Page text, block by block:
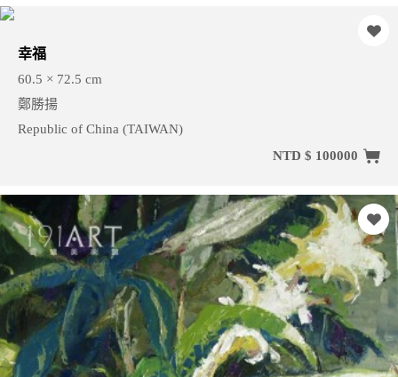
幸福
60.5 × 72.5 cm
鄭勝揚
Republic of China (TAIWAN)
NTD $ 100000